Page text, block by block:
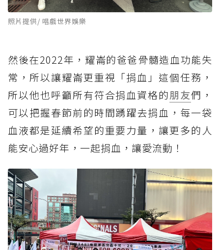
照片提供/ 唱戲世界娛樂
然後在2022年，耀崙的爸爸骨髓造血功能失
常，所以讓耀崙更重視「捐血」這個任務，
所以他也呼籲所有符合捐血資格的朋友們，
可以把握春節前的時間踴躍去捐血，每一袋
血液都是延續希望的重要力量，讓更多的人
能安心過好年，一起捐血，讓愛流動！